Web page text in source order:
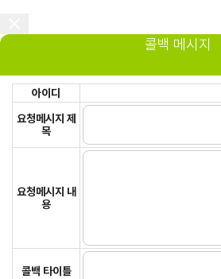
콜백 메시지
아이디
요청메시지 제
목
요청메시지 내
용
콜백 타이틀